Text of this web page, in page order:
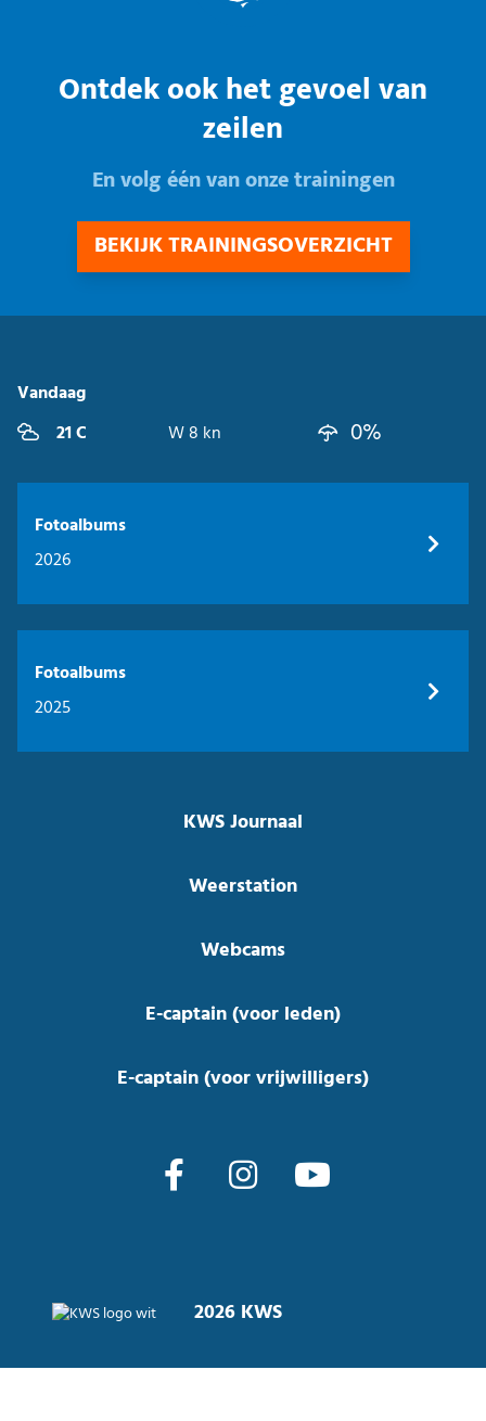
Ontdek ook het gevoel van
zeilen
En volg één van onze trainingen
BEKIJK TRAININGSOVERZICHT
Vandaag
21 C
W 8 kn 0%
Fotoalbums
2026
Fotoalbums
2025
KWS Journaal
Weerstation
Webcams
E-captain (voor leden)
E-captain (voor vrijwilligers)
2026 KWS